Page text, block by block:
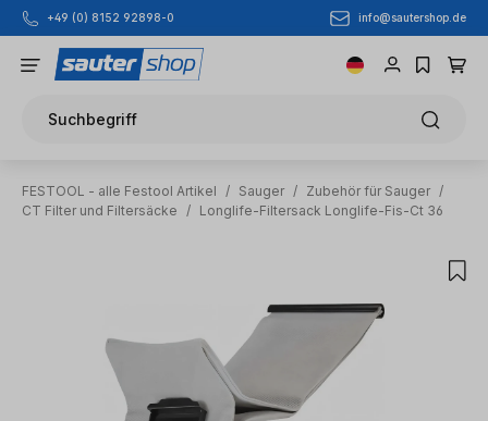
Zum Hauptinhalt springen
+49 (0) 8152 92898-0 info@sautershop.de
Suchbegriff
FESTOOL - alle Festool Artikel / Sauger / Zubehör für Sauger /
CT Filter und Filtersäcke
/ Longlife-Filtersack Longlife-Fis-Ct 36